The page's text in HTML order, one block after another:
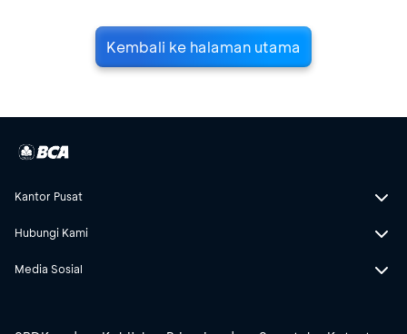
Kembali ke halaman utama
Kantor Pusat
Hubungi Kami
Media Sosial